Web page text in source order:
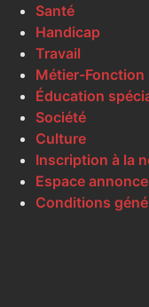
Santé
Handicap
Travail
Métier-Fonction
Éducation
Société
Culture
Inscription à la
Espace
Conditions